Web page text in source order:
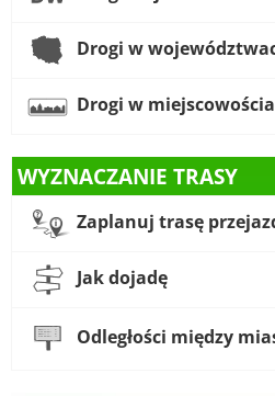
Drogi w
Drogi w
WYZNACZANIE TRASY
Zaplanuj trasę
Jak dojadę
Odległości między